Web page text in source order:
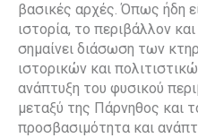
βασικές αρχές. Όπως ήδη
ιστορία, το περιβάλλον
σημαίνει διάσωση των
ιστορικών και
ανάπτυξη του φυσικού
μεταξύ της Πάρνηθος και
προσβασιμότητα και